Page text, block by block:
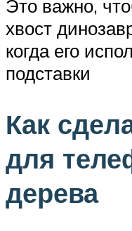
Это важно,
хвост
когда его
подставки
Как
для
дерева